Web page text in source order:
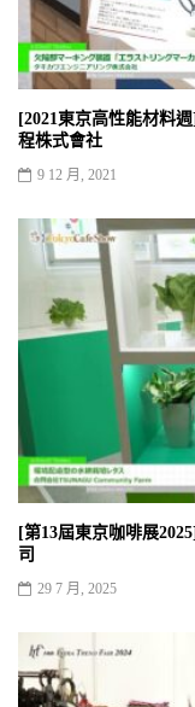
[2021東京高性能材料
程株式會社
9 12 月, 2021
[第13屆東京咖啡展
司
29 7 月, 2025